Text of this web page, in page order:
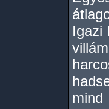
Igazi